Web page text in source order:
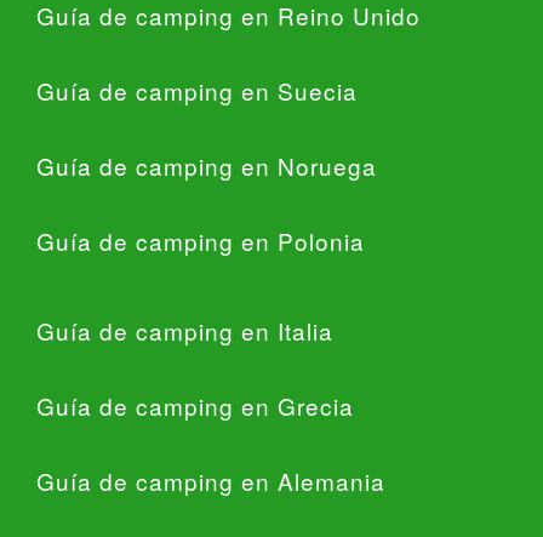
Guía de camping en Reino Unido
Guía de camping en Suecia
Guía de camping en Noruega
Guía de camping en Polonia
Guía de camping en Italia
Guía de camping en Grecia
Guía de camping en Alemania